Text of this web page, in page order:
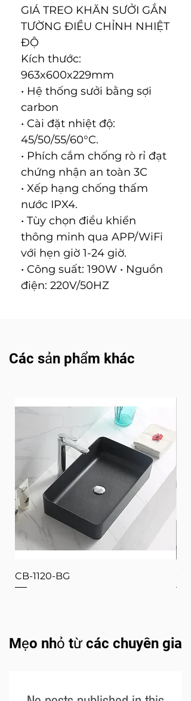
GIÁ TREO KHĂN SƯỞI GẮN
TƯỜNG ĐIỀU CHỈNH NHIỆT
ĐỘ
Kích thước:
963x600x229mm
• Hệ thống sưởi bằng sợi
carbon
• Cài đặt nhiệt độ:
45/50/55/60°C.
• Phích cắm chống rò rỉ đạt
chứng nhận an toàn 3C
• Xếp hạng chống thấm
nước IPX4.
• Tùy chọn điều khiển
thông minh qua APP/WiFi
với hẹn giờ 1-24 giờ.
• Công suất: 190W • Nguồn
điện: 220V/50HZ
Các sản phẩm khác
CB-1120-BG
Mẹo nhỏ từ các chuyên gia